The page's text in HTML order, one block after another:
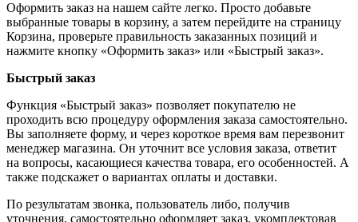
Оформить заказ на нашем сайте легко. Просто добавьте
выбранные товары в корзину, а затем перейдите на страницу
Корзина, проверьте правильность заказанных позиций и
нажмите кнопку «Оформить заказ» или «Быстрый заказ».
Быстрый заказ
Функция «Быстрый заказ» позволяет покупателю не
проходить всю процедуру оформления заказа самостоятельно.
Вы заполняете форму, и через короткое время вам перезвонит
менеджер магазина. Он уточнит все условия заказа, ответит
на вопросы, касающиеся качества товара, его особенностей. А
также подскажет о вариантах оплаты и доставки.
По результатам звонка, пользователь либо, получив
уточнения, самостоятельно оформляет заказ, укомплектовав